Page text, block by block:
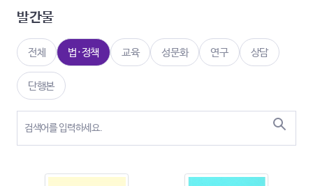
발간물
전체 법·정책 교육 성문화 연구 상담
단행본